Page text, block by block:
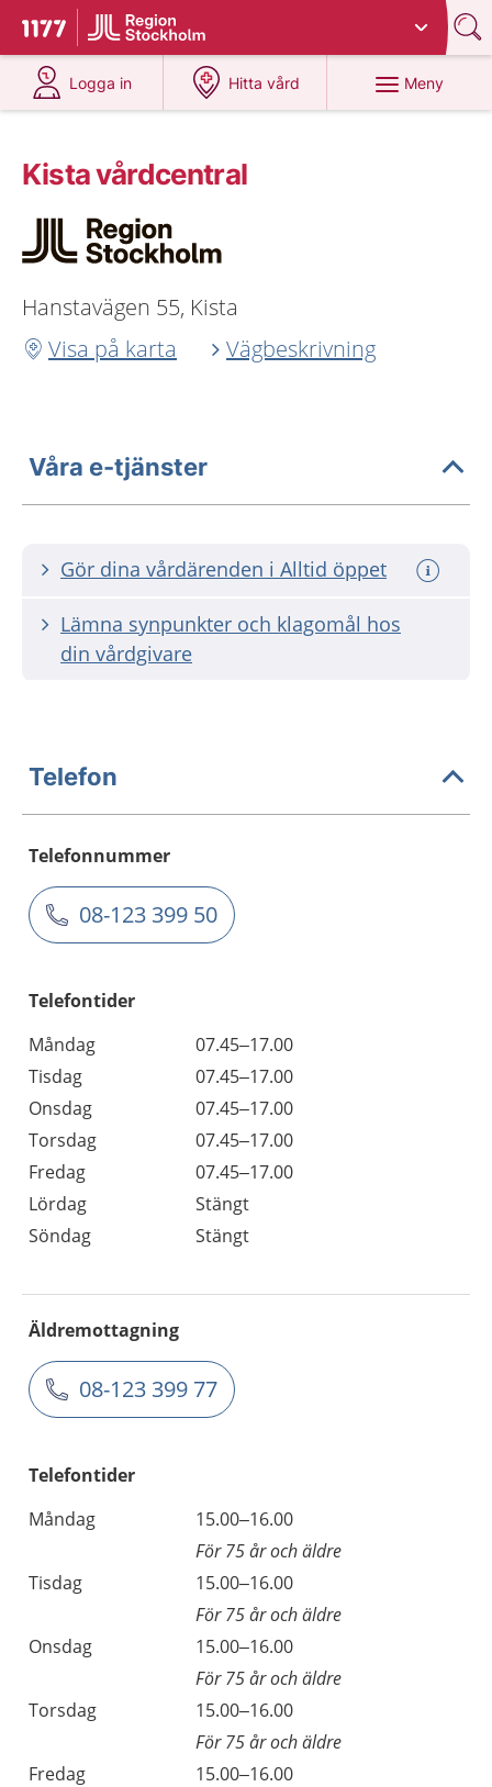
Till startsidan för 1177
Du har valt region
Logga in
på 1177.se
Hitta vård
på 1177.se
Meny
Kista vårdcentral
Hanstavägen 55, Kista
Visa på karta
Vägbeskrivning
Våra e-tjänster
Gör dina vårdärenden i Alltid öppet
Lämna synpunkter och klagomål hos
din vårdgivare
Telefon
Telefonnummer
08-123 399 50
Telefontider
Måndag
07.45–17.00
Tisdag
07.45–17.00
Onsdag
07.45–17.00
Torsdag
07.45–17.00
Fredag
07.45–17.00
Lördag
Stängt
Söndag
Stängt
Äldremottagning
08-123 399 77
Telefontider
Måndag
15.00–16.00
För 75 år och äldre
Tisdag
15.00–16.00
För 75 år och äldre
Onsdag
15.00–16.00
För 75 år och äldre
Torsdag
15.00–16.00
För 75 år och äldre
Fredag
15.00–16.00